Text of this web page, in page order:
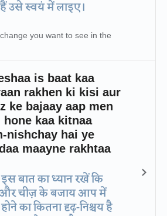
उसे स्वयं में लाइए।
you want to see in the
is baat kaa
rakhen ki kisi aur
ke bajaay aap men
hone kaa kitnaa
nishchay hai ye
maayne rakhtaa
बात का ध्यान रखें कि
और चीज़ के बजाय आप में
का कितना दृढ़-निश्चय है